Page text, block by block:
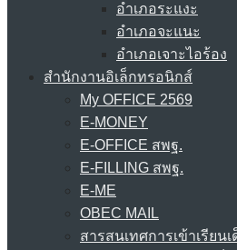
อำเภอระแงะ
อำเภอจะแนะ
อำเภอเจาะไอร้อง
สำนักงานอิเล็กทรอนิกส์
My OFFICE 2569
E-MONEY
E-OFFICE สพฐ.
E-FILLING สพฐ.
E-ME
OBEC MAIL
สารสนเทศการเข้าเรียน